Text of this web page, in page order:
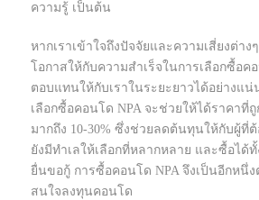
ความรู้ เป็นต้น
หากเราเข้าใจถึงปัจจัยและความเสี่ยงต่าง
โอกาสให้กับความสำเร็จในการเลือกซื้อค
ตอบแทนให้กับเราในระยะยาวได้อย่างแ
เลือกซื้อคอนโด NPA จะช่วยให้ได้ราคาที่
มากถึง 10-30% ซึ่งช่วยลดต้นทุนให้กับผู้ที่
ยังมีทำเลให้เลือกที่หลากหลาย และซื้อได้
ยื่นขอกู้ การซื้อคอนโด NPA จึงเป็นอีกหนึ่
สนใจลงทุนคอนโด